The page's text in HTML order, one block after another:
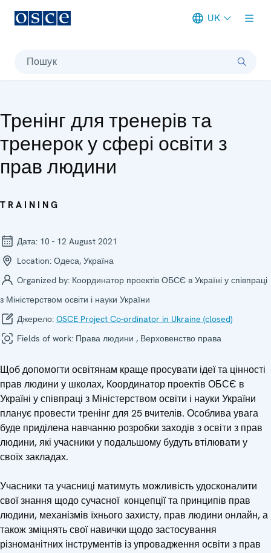
UK
Пошук
Тренінг для тренерів та
тренерок у сфері освіти з
прав людини
TRAINING
Дата: 10 - 12 August 2021
Location: Одеса, Україна
Organized by: Координатор проектів ОБСЄ в Україні у співпраці
з Міністерством освіти і науки України
Джерело: OSCE Project Co-ordinator in Ukraine (closed)
Fields of work: Права людини , Верховенство права
Щоб допомогти освітянам краще просувати ідеї та цінності
прав людини у школах, Координатор проектів ОБСЄ в
Україні у співпраці з Міністерством освіти і науки України
планує провести тренінг для 25 вчителів. Особлива увага
буде приділена навчанню розробки заходів з освіти з прав
людини, які учасники у подальшому будуть втілювати у
своїх закладах.
Учасники та учасниці матимуть можливість удосконалити
свої знання щодо сучасної концепції та принципів прав
людини, механізмів їхнього захисту, прав людини онлайн, а
також зміцнять свої навички щодо застосування
різноманітних інструментів із упровадження освіти з прав